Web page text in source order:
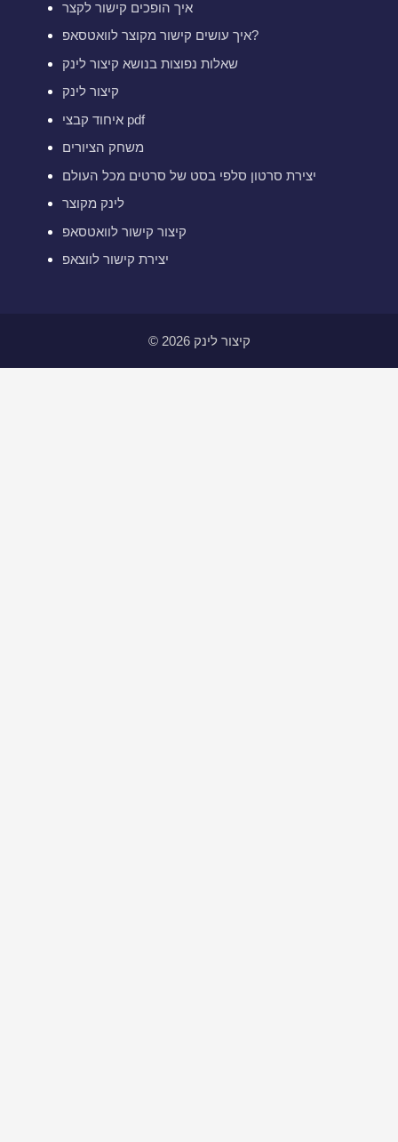
איך הופכים קישור לקצר
איך עושים קישור מקוצר לוואטסאפ?
שאלות נפוצות בנושא קיצור לינק
קיצור לינק
איחוד קבצי pdf
משחק הציורים
יצירת סרטון סלפי בסט של סרטים מכל העולם
לינק מקוצר
קיצור קישור לוואטסאפ
יצירת קישור לווצאפ
© 2026 קיצור לינק